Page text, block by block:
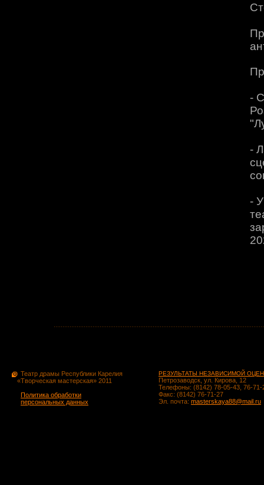
-
-
-
Театр драмы Республики Карелия
«Творческая мастерская» 2011
Политика обработки
персональных данных
РЕЗУЛЬТАТЫ НЕЗАВИСИМОЙ
Петрозаводск, ул. Кирова, 12
Телефоны: (8142) 78-05-43, 76-71-
Факс: (8142) 76-71-27
Эл. почта: masterskaya88@mail.ru